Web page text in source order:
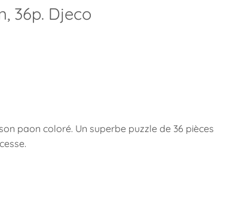
36p. Djeco
paon coloré. Un superbe puzzle de 36 pièces